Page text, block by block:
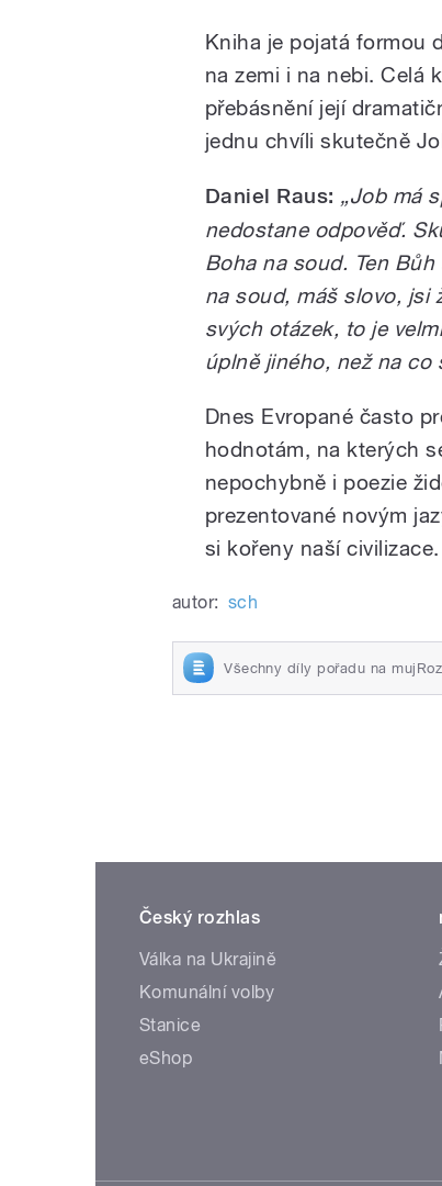
Kniha je pojatá formou
na zemi i na nebi. Celá
přebásnění její
jednu chvíli skutečně
Daniel Raus: „Job má
nedostane odpověď.
Boha na soud. Ten Bůh
na soud, máš slovo, jsi
svých otázek, to je
úplně jiného, než na co
Dnes Evropané často
hodnotám, na kterých
nepochybně i poezie
prezentované novým
si kořeny naší civilizace.
autor: sch
Všechny díly pořadu na
Český rozhlas
Válka na Ukrajině
Komunální volby
Stanice
eShop